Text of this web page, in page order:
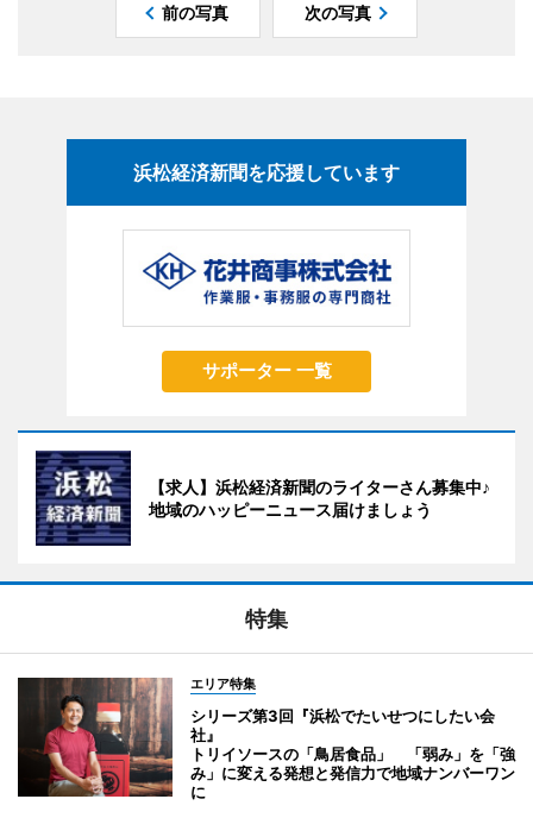
前の写真 次の写真
浜松経済新聞を応援しています
サポーター 一覧
【求人】浜松経済新聞のライターさん募集中♪
地域のハッピーニュース届けましょう
特集
エリア特集
シリーズ第3回『浜松でたいせつにしたい会
社』
トリイソースの「鳥居食品」 「弱み」を「強
み」に変える発想と発信力で地域ナンバーワン
に